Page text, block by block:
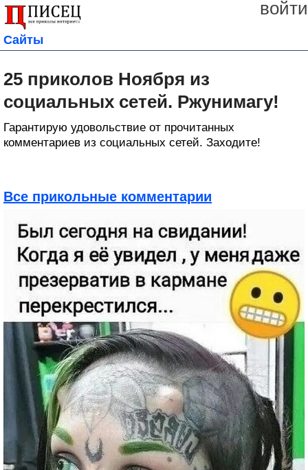
войти
Сайты
25 приколов Ноября из
социальных сетей. Ржунимагу!
Гарантирую удовольствие от прочитанных
комментариев из социальных сетей. Заходите!
Все прикольные комментарии